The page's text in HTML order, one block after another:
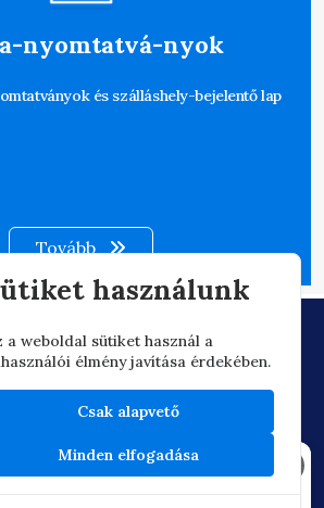
nyomtatvá-nyok
és szálláshely-bejelentő lap
Tovább
TECHNIKAI AJÁNLÁS
SZABÁLYZAT
ÁLLAMPOLGÁRSÁG
SZABÁLYZAT
OIF/FACEBOOK
használunk
a weboldal sütiket használ a
élmény javítása érdekében.
Csak alapvető
Minden elfogadása